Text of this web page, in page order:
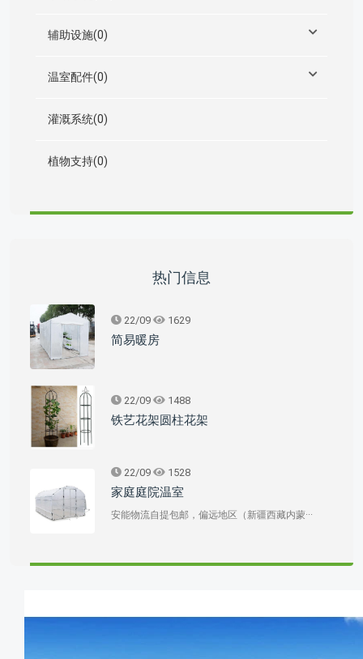
辅助设施(0)
温室配件(0)
灌溉系统(0)
植物支持(0)
热门信息
22/09 1629
简易暖房
22/09 1488
铁艺花架圆柱花架
22/09 1528
家庭庭院温室
安能物流自提包邮，偏远地区（新疆西藏内蒙···